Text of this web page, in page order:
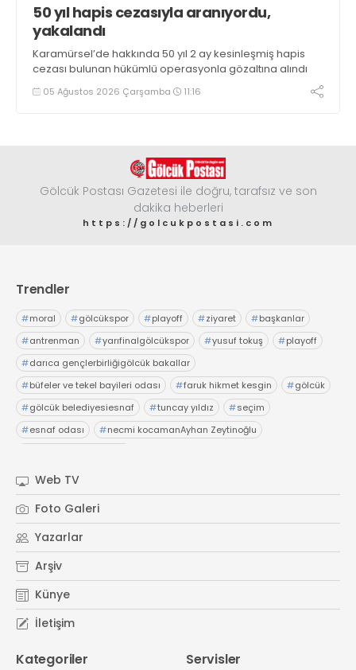
50 yıl hapis cezasıyla aranıyordu,
yakalandı
Karamürsel’de hakkında 50 yıl 2 ay kesinleşmiş hapis
cezası bulunan hükümlü operasyonla gözaltına alındı
05 Ağustos 2026 Çarşamba 11:16
Gölcük Postası Gazetesi ile doğru, tarafsız ve son
dakika heberleri
https://golcukpostasi.com
Trendler
#moral #gölcükspor #playoff #ziyaret #başkanlar
#antrenman #yarıfinalgölcükspor #yusuf tokuş #playoff
#darıca gençlerbirliğigölcük bakallar
#büfeler ve tekel bayileri odası #faruk hikmet kesgin #gölcük
#gölcük belediyesiesnaf #tuncay yıldız #seçim
#esnaf odası #necmi kocamanAyhan Zeytinoğlu
Web TV
Foto Galeri
Yazarlar
Arşiv
Künye
İletişim
Kategoriler Servisler